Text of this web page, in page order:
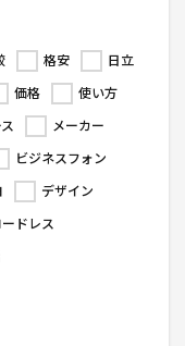
格安
日立
価格
使い方
メーカー
ビジネスフォン
デザイン
ードレス